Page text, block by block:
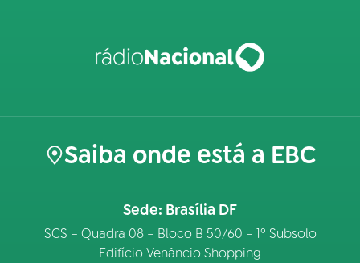
Saiba onde está a EBC
Sede: Brasília DF
SCS – Quadra 08 – Bloco B 50/60 – 1º Subsolo
Edifício Venâncio Shopping